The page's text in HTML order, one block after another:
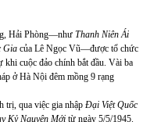
Hải Phòng—như Thanh Niên Ái
Gia của Lê Ngọc Vũ—được tổ chức
khi cuộc đảo chính bắt đầu. Vài ba
ở Hà Nội đêm mồng 9 rạng
trị, qua việc gia nhập Đại Việt Quốc
Kỷ Nguyên Mới từ ngày 5/5/1945.